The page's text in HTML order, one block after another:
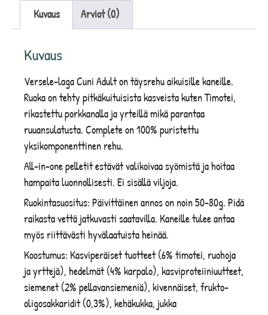
Kuvaus Arviot (0)
Kuvaus
Versele-laga Cuni Adult on täysrehu aikuisille kaneille.
Ruoka on tehty pitkäkuituisista kasveista kuten Timotei,
rikastettu porkkanalla ja yrteillä mikä parantaa
ruuansulatusta. Complete on 100% puristettu
yksikomponenttinen rehu.
All-in-one pelletit estävät valikoivaa syömistä ja hoitaa
hampaita luonnollisesti. Ei sisällä viljoja.
Ruokintasuositus: Päivittäinen annos on noin 50-80g. Pidä
raikasta vettä jatkuvasti saatavilla. Kaneille tulee antaa
myös riittävästi hyvälaatuista heinää.
Koostumus: Kasviperäiset tuotteet (6% timotei, ruohoja
ja yrttejä), hedelmät (4% karpalo), kasviproteiiniuutteet,
siemenet (2% pellavansiemeniä), kivennäiset, frukto-
oligosakkaridit (0,3%), kehäkukka, jukka